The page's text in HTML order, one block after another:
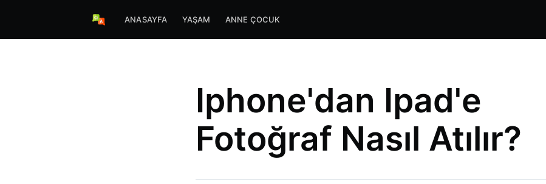
ANASAYFA YAŞAM ANNE ÇOCUK
Iphone'dan Ipad'e
Fotoğraf Nasıl Atılır?